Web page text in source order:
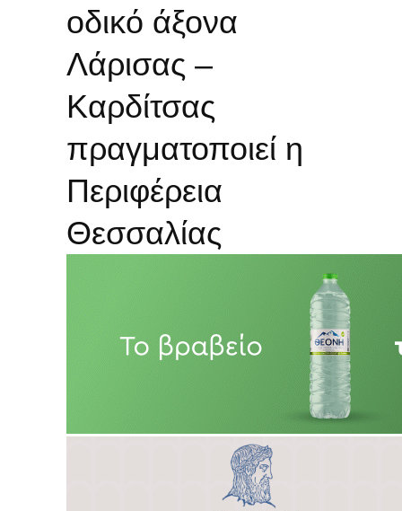
οδικό άξονα
Λάρισας –
Καρδίτσας
πραγματοποιεί η
Περιφέρεια
Θεσσαλίας